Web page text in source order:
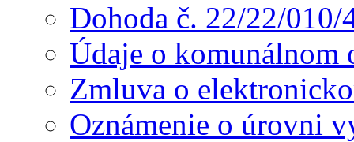
Dohoda č. 22/22/
Údaje o komunálnom
Zmluva o
Oznámenie o úrovni